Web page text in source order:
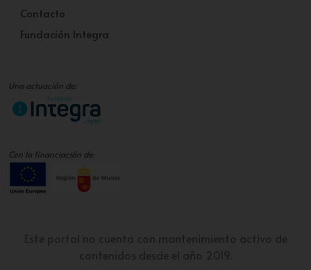
Contacto
Fundación Integra
Una actuación de:
Con la financiación de: